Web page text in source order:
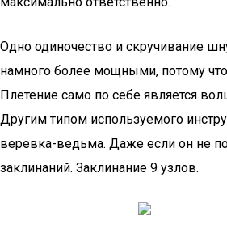
Одно одиночество и скручивание
намного более мощными, потому
Плетение само по себе является
Другим типом используемого
веревка-ведьма. Даже если он не
заклинаний. Заклинание 9 узлов.